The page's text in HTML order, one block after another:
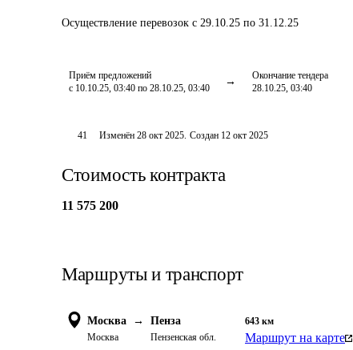
Осуществление перевозок с 29.10.25 по 31.12.25
Приём предложений
с 10.10.25, 03:40 по 28.10.25, 03:40
Окончание тендера
28.10.25, 03:40
41 Изменён28 окт 2025. Создан 12 окт 2025
Стоимость контракта
11 575 200
Маршруты и транспорт
Москва →
Москва
Пенза
Пензенская обл.
643 км
Маршрут на карте